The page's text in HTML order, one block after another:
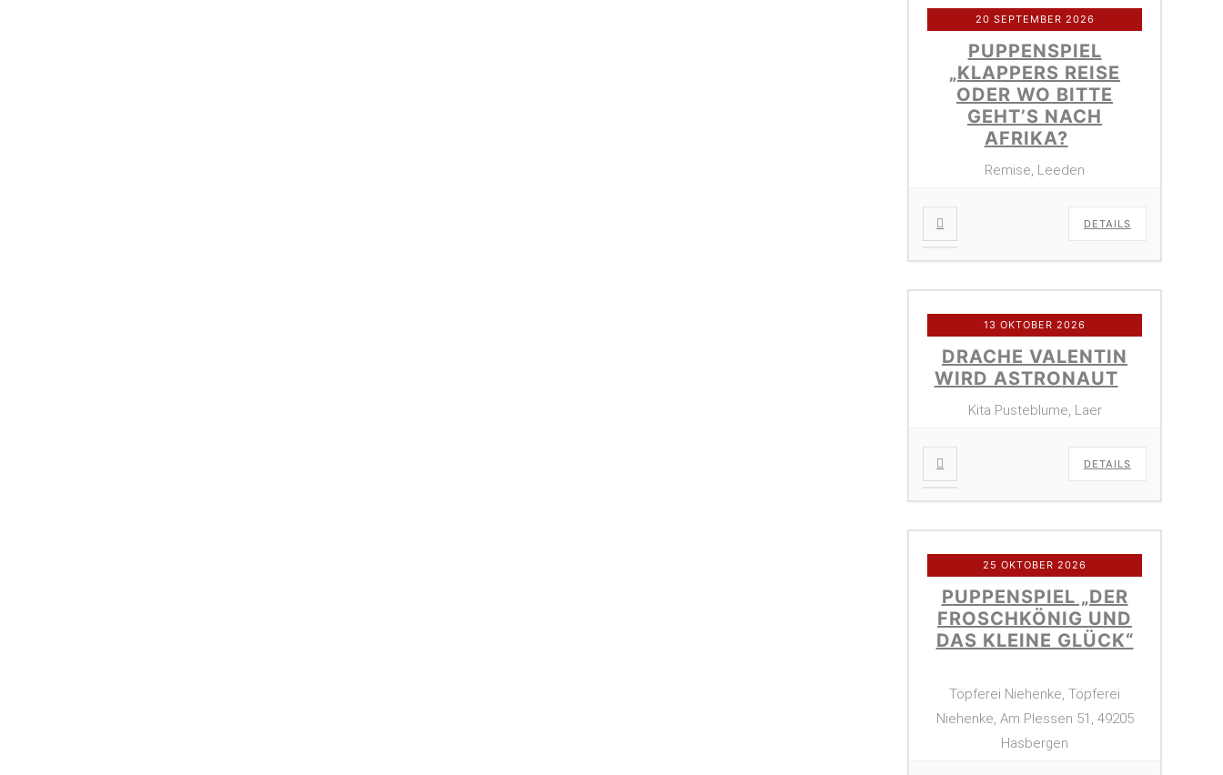
20 SEPTEMBER 2026
PUPPENSPIEL
„KLAPPERS REISE
ODER WO BITTE
GEHT’S NACH
AFRIKA?
Remise, Leeden
DETAILS
13 OKTOBER 2026
DRACHE VALENTIN
WIRD ASTRONAUT
Kita Pusteblume, Laer
DETAILS
25 OKTOBER 2026
PUPPENSPIEL „DER
FROSCHKÖNIG UND
DAS KLEINE GLÜCK“
Töpferei Niehenke, Töpferei
Niehenke, Am Plessen 51, 49205
Hasbergen